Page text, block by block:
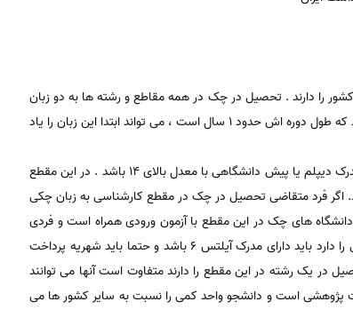
را دارند . تحصیل در چک در همه مقاطع و رشته ها به دو زبان
چکی و انگلیسی امکان پذیر است . اگر فردی بخواهد زبان چکی را در کالج های کشور جک یاد بگیرد که طول دوره اش حدود 1 سال است ، می تواند ابتدا این زبان را یاد
تحصیل در چک در مقطع کارشناسی حدودا 3 تا 4 سال طول می کشد . فرد متقاضی باید دارای مدرک دیپلم یا پیش دانشگاهی با معدل بالای 14 باشد . در این مقطع
در نظر گرفته می شود و فرد باید حداقل 18 سال و حداکثر 25 ساله باشد. اگر فرد متقاضی تحصیل در چک در مقطع کارشناسی به زبان چکی
های چک در این مقطع با آزمون ورودی همراه است و فردی
که در این آزمون قبول شود می تواند وارد دانشگاه شود. اما اگر فرد قصد تحصیل به زبان انگلیسی را دارد باید دارای مدرک آیلتس 6 باشد و حتما باید شهریه پرداخت
در یک رشته در این مقطع را دارند متفاوت است آنها می توانند
پژوهشی است و دانشجو واحد کمی را نسبت به سایر کشور ها می